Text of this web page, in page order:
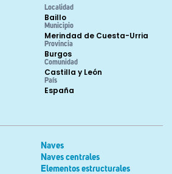
Localidad
Baillo
Municipio
Merindad de Cuesta-Urria
Provincia
Burgos
Comunidad
Castilla y León
País
España
Naves
Naves centrales
Elementos estructurales